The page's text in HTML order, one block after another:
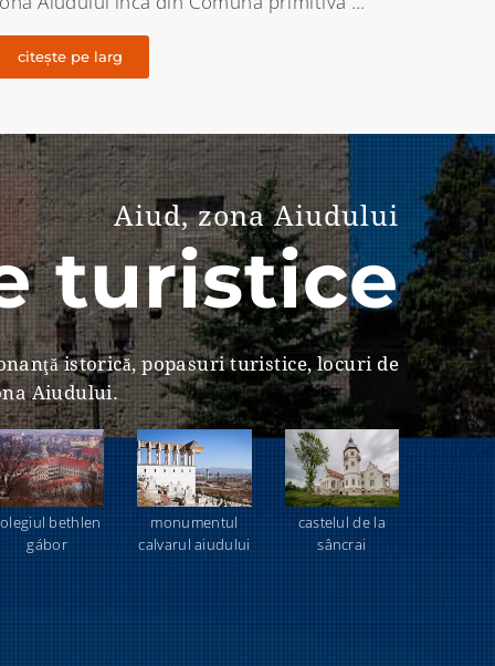
citește pe larg
Aiud, zona Aiudului
turistice
istorică, popasuri turistice, locuri de
Aiudului.
bethlen
gábor
monumentul
calvarul aiudului
castelul de la
sâncrai